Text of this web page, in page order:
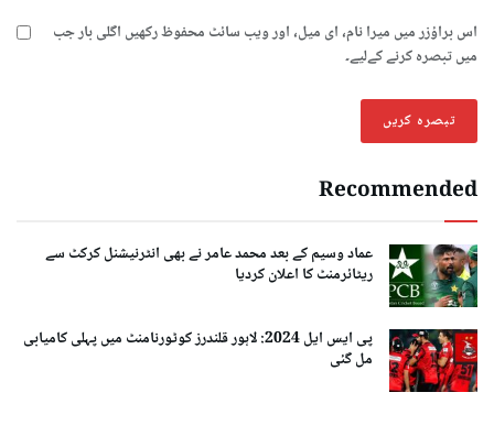
اس براؤزر میں میرا نام، ای میل، اور ویب سائٹ محفوظ رکھیں اگلی بار جب
میں تبصرہ کرنے کےلیے۔
Recommended
عماد وسیم کے بعد محمد عامر نے بھی انٹرنیشنل کرکٹ سے
ریٹائرمنٹ کا اعلان کردیا
پی ایس ایل 2024: لاہور قلندرز کوٹورنامنٹ میں پہلی کامیابی
مل گئی